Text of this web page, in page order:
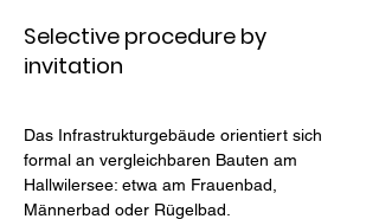
Selective procedure by
invitation
Das Infrastrukturgebäude orientiert sich
formal an vergleichbaren Bauten am
Hallwilersee: etwa am Frauenbad,
Männerbad oder Rügelbad.